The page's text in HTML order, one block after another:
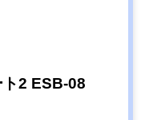
2 ESB-08